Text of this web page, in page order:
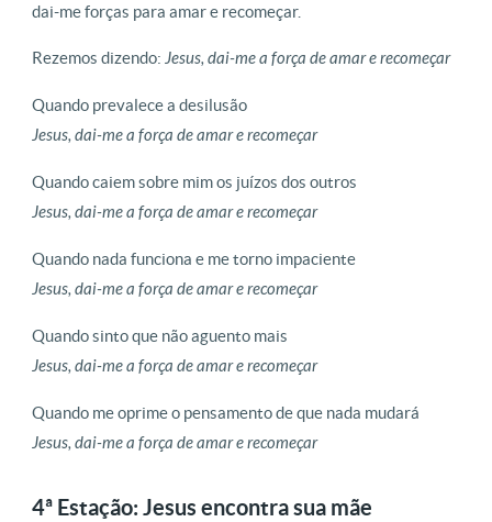
dai-me forças para amar e recomeçar.
Rezemos dizendo: Jesus, dai-me a força de amar e recomeçar
Quando prevalece a desilusão
Jesus, dai-me a força de amar e recomeçar
Quando caiem sobre mim os juízos dos outros
Jesus, dai-me a força de amar e recomeçar
Quando nada funciona e me torno impaciente
Jesus, dai-me a força de amar e recomeçar
Quando sinto que não aguento mais
Jesus, dai-me a força de amar e recomeçar
Quando me oprime o pensamento de que nada mudará
Jesus, dai-me a força de amar e recomeçar
4ª Estação: Jesus encontra sua mãe